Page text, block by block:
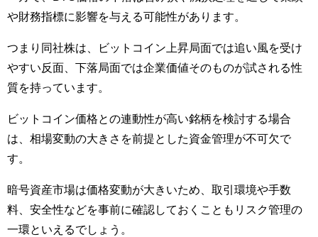
や財務指標に影響を与える可能性があります。
つまり同社株は、ビットコイン上昇局面では追い風を受け
やすい反面、下落局面では企業価値そのものが試される性
質を持っています。
ビットコイン価格との連動性が高い銘柄を検討する場合
は、相場変動の大きさを前提とした資金管理が不可欠で
す。
暗号資産市場は価格変動が大きいため、取引環境や手数
料、安全性などを事前に確認しておくこともリスク管理の
一環といえるでしょう。